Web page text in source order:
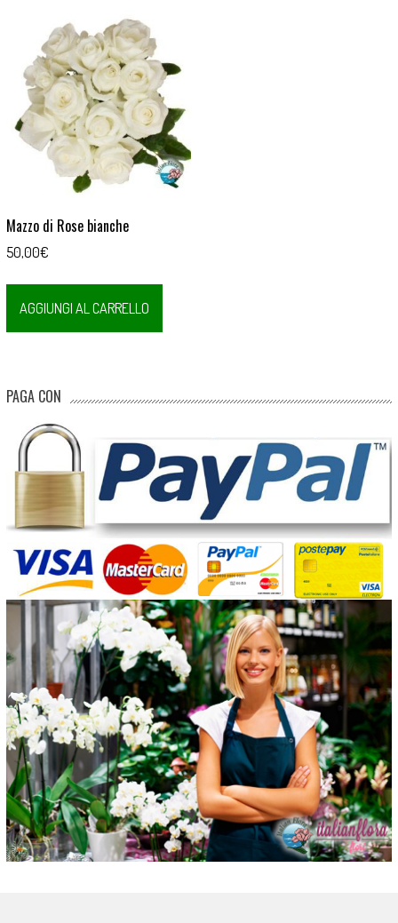
Mazzo di Rose bianche
50,00€
AGGIUNGI AL CARRELLO
PAGA CON